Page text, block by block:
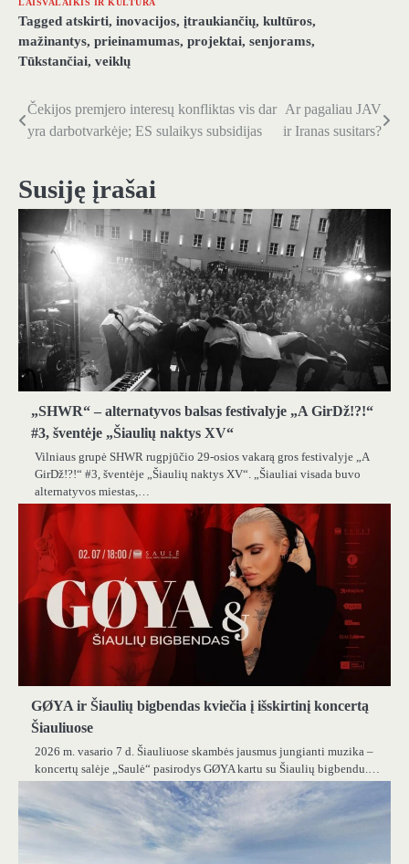
LAISVALAIKIS IR KULTŪRA
Tagged atskirti, inovacijos, įtraukiančių, kultūros,
mažinantys, prieinamumas, projektai, senjorams,
Tūkstančiai, veiklų
Navigacija
įrašų
Čekijos premjero interesų konfliktas vis dar
yra darbotvarkėje; ES sulaikys subsidijas
Ar pagaliau JAV
ir Iranas susitars?
Susiję įrašai
„SHWR“ – alternatyvos balsas festivalyje „A GirDž!?!“
#3, šventėje „Šiaulių naktys XV“
Vilniaus grupė SHWR rugpjūčio 29-osios vakarą gros festivalyje „A
GirDž!?!“ #3, šventėje „Šiaulių naktys XV“. „Šiauliai visada buvo
alternatyvos miestas,…
GØYA ir Šiaulių bigbendas kviečia į išskirtinį koncertą
Šiauliuose
2026 m. vasario 7 d. Šiauliuose skambės jausmus jungianti muzika –
koncertų salėje „Saulė“ pasirodys GØYA kartu su Šiaulių bigbendu.…